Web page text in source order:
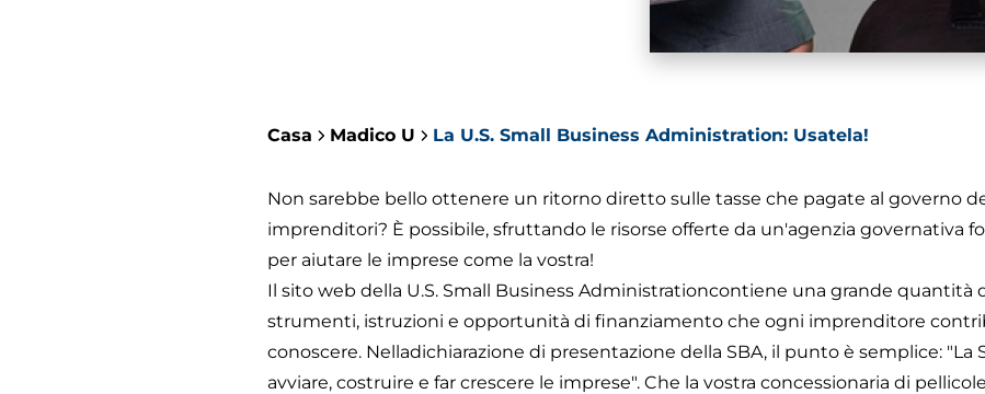
Casa Madico U La U.S. Small Business Administration: Usatela!
Non sarebbe bello ottenere un ritorno diretto sulle tasse che pagate al governo
imprenditori? È possibile, sfruttando le risorse offerte da un'agenzia governativa
per aiutare le imprese come la vostra!
Il sito web della U.S. Small Business Administrationcontiene una grande quantità
strumenti, istruzioni e opportunità di finanziamento che ogni imprenditore
conoscere. Nelladichiarazione di presentazione della SBA, il punto è semplice: "La
avviare, costruire e far crescere le imprese". Che la vostra concessionaria di